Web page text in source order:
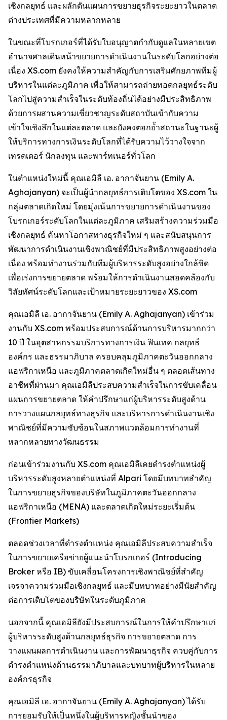
เชิงกลยุทธ์ และผลักดันแผนการขยายธุรกิจระยะยาวในตลาด
ต่างประเทศที่มีความหลากหลาย
ในขณะที่โบรกเกอร์ที่ได้รับใบอนุญาตกำกับดูแลในหลายเขต
อำนาจศาลเดินหน้าขยายการดำเนินงานในระดับโลกอย่างต่อ
เนื่อง XS.com ยังคงให้ความสำคัญกับการเสริมศักยภาพทีมผู้
บริหารในแต่ละภูมิภาค เพื่อให้สามารถถ่ายทอดกลยุทธ์ระดับ
โลกไปสู่ความสำเร็จในระดับท้องถิ่นได้อย่างมีประสิทธิภาพ
ด้วยการผสานความเชี่ยวชาญระดับสถาบันเข้ากับความ
เข้าใจเชิงลึกในแต่ละตลาด และยังคงตอกย้ำสถานะในฐานะผู้
ให้บริการทางการเงินระดับโลกที่ได้รับความไว้วางใจจาก
เทรดเดอร์ นักลงทุน และพาร์ทเนอร์ทั่วโลก
ในตำแหน่งใหม่นี้ คุณเอมิลี เอ. อากาจันยาน (Emily A.
Aghajanyan) จะเป็นผู้นำกลยุทธ์การเติบโตของ XS.com ใน
กลุ่มตลาดเกิดใหม่ โดยมุ่งเน้นการขยายการดำเนินงานของ
โบรกเกอร์ระดับโลกในแต่ละภูมิภาค เสริมสร้างความร่วมมือ
เชิงกลยุทธ์ ค้นหาโอกาสทางธุรกิจใหม่ ๆ และสนับสนุนการ
พัฒนาการดำเนินงานเชิงพาณิชย์ที่มีประสิทธิภาพสูงอย่างต่อ
เนื่อง พร้อมทำงานร่วมกับทีมผู้บริหารระดับสูงอย่างใกล้ชิด
เพื่อเร่งการขยายตลาด พร้อมให้การดำเนินงานสอดคล้องกับ
วิสัยทัศน์ระดับโลกและเป้าหมายระยะยาวของ XS.com
คุณเอมิลี เอ. อากาจันยาน (Emily A. Aghajanyan) เข้าร่วม
งานกับ XS.com พร้อมประสบการณ์ด้านการบริหารมากกว่า
10 ปี ในอุตสาหกรรมบริการทางการเงิน ฟินเทค กลยุทธ์
องค์กร และธรรมาภิบาล ครอบคลุมภูมิภาคตะวันออกกลาง
แอฟริกาเหนือ และภูมิภาคตลาดเกิดใหม่อื่น ๆ ตลอดเส้นทาง
อาชีพที่ผ่านมา คุณเอมิลีประสบความสำเร็จในการขับเคลื่อน
แผนการขยายตลาด ให้คำปรึกษาแก่ผู้บริหารระดับสูงด้าน
การวางแผนกลยุทธ์ทางธุรกิจ และบริหารการดำเนินงานเชิง
พาณิชย์ที่มีความซับซ้อนในสภาพแวดล้อมการทำงานที่
หลากหลายทางวัฒนธรรม
ก่อนเข้าร่วมงานกับ XS.com คุณเอมิลีเคยดำรงตำแหน่งผู้
บริหารระดับสูงหลายตำแหน่งที่ Alpari โดยมีบทบาทสำคัญ
ในการขยายธุรกิจของบริษัทในภูมิภาคตะวันออกกลาง
แอฟริกาเหนือ (MENA) และตลาดเกิดใหม่ระยะเริ่มต้น
(Frontier Markets)
ตลอดช่วงเวลาที่ดำรงตำแหน่ง คุณเอมิลีประสบความสำเร็จ
ในการขยายเครือข่ายผู้แนะนำโบรกเกอร์ (Introducing
Broker หรือ IB) ขับเคลื่อนโครงการเชิงพาณิชย์ที่สำคัญ
เจรจาความร่วมมือเชิงกลยุทธ์ และมีบทบาทอย่างมีนัยสำคัญ
ต่อการเติบโตของบริษัทในระดับภูมิภาค
นอกจากนี้ คุณเอมิลียังมีประสบการณ์ในการให้คำปรึกษาแก่
ผู้บริหารระดับสูงด้านกลยุทธ์ธุรกิจ การขยายตลาด การ
วางแผนผลการดำเนินงาน และการพัฒนาธุรกิจ ควบคู่กับการ
ดำรงตำแหน่งด้านธรรมาภิบาลและบทบาทผู้บริหารในหลาย
องค์กรธุรกิจ
คุณเอมิลี เอ. อากาจันยาน (Emily A. Aghajanyan) ได้รับ
การยอมรับให้เป็นหนึ่งในผู้บริหารหญิงชั้นนำของ